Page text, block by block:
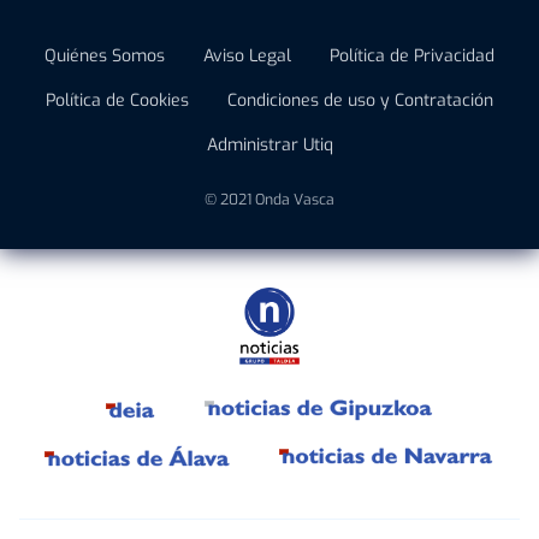
Quiénes Somos Aviso Legal
Política de Privacidad
Política de Cookies
Condiciones de uso y Contratación
Administrar Utiq
© 2021 Onda Vasca